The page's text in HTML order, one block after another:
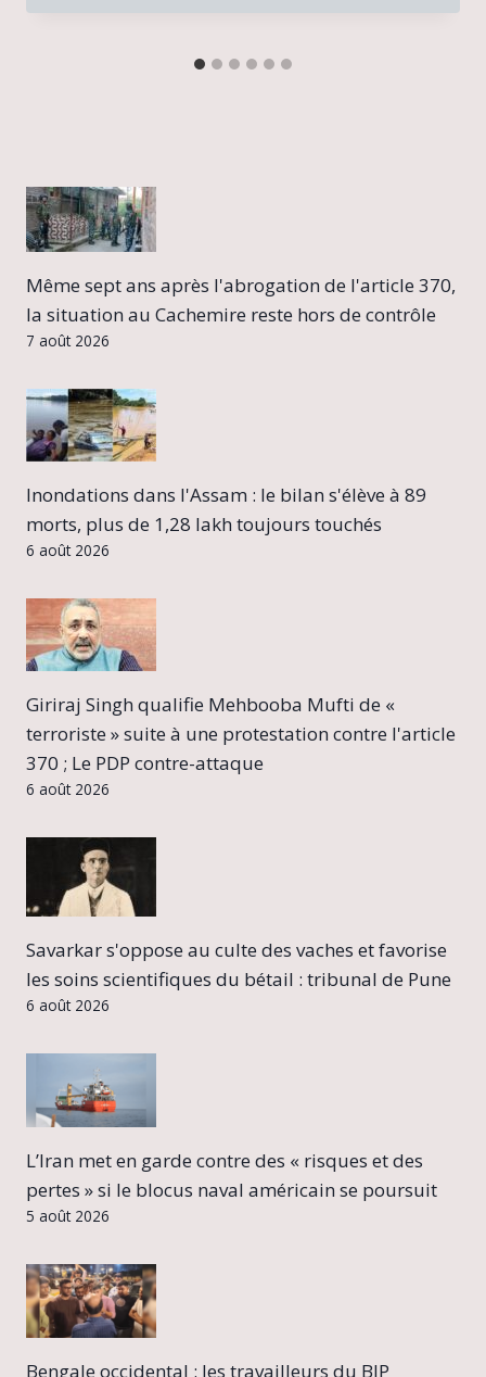
Même sept ans après l'abrogation de l'article 370,
la situation au Cachemire reste hors de contrôle
7 août 2026
Inondations dans l'Assam : le bilan s'élève à 89
morts, plus de 1,28 lakh toujours touchés
6 août 2026
Giriraj Singh qualifie Mehbooba Mufti de «
terroriste » suite à une protestation contre l'article
370 ; Le PDP contre-attaque
6 août 2026
Savarkar s'oppose au culte des vaches et favorise
les soins scientifiques du bétail : tribunal de Pune
6 août 2026
L’Iran met en garde contre des « risques et des
pertes » si le blocus naval américain se poursuit
5 août 2026
Bengale occidental : les travailleurs du BJP